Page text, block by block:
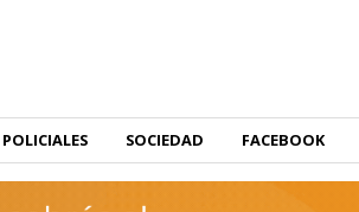
POLICIALES SOCIEDAD FACEBOOK